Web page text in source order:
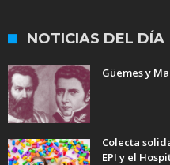
NOTICIAS DEL DÍA
Güemes y
Colecta
EPI y el